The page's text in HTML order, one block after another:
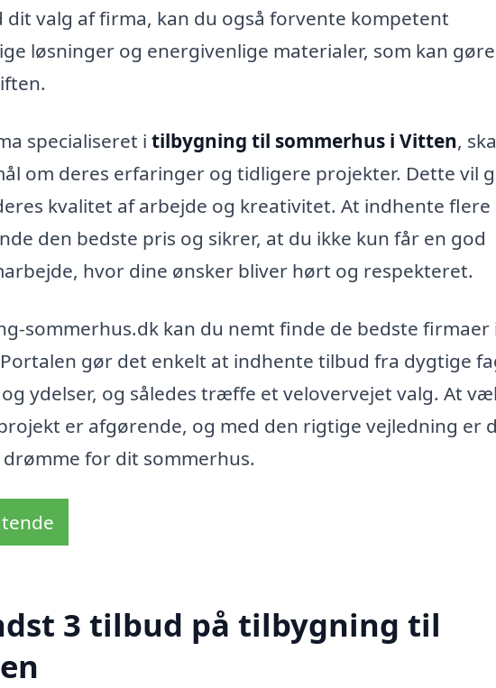
valg af firma, kan du også forvente kompetent
løsninger og energivenlige materialer, som kan
specialiseret i tilbygning til sommerhus i Vitten,
om deres erfaringer og tidligere projekter. Dette vil
kvalitet af arbejde og kreativitet. At indhente flere
den bedste pris og sikrer, at du ikke kun får en god
hvor dine ønsker bliver hørt og respekteret.
sommerhus.dk kan du nemt finde de bedste firmaer
gør det enkelt at indhente tilbud fra dygtige
ydelser, og således træffe et velovervejet valg. At
er afgørende, og med den rigtige vejledning er
for dit sommerhus.
3 tilbud på tilbygning til